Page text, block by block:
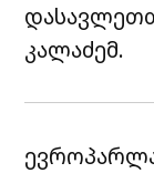
კალაძემ.